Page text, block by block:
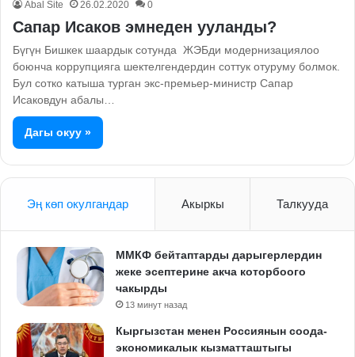
Abal Site 26.02.2020 0
Сапар Исаков эмнеден ууланды?
Бүгүн Бишкек шаардык сотунда ЖЭБди модернизациялоо
боюнча коррупцияга шектелгендердин соттук отуруму болмок.
Бул сотко катыша турган экс-премьер-министр Сапар
Исаковдун абалы…
Дагы окуу »
Эң көп окулгандар Акыркы Талкууда
ММКФ бейтаптарды дарыгерлердин
жеке эсептерине акча которбоого
чакырды
13 минут назад
Кыргызстан менен Россиянын соода-
экономикалык кызматташтыгы